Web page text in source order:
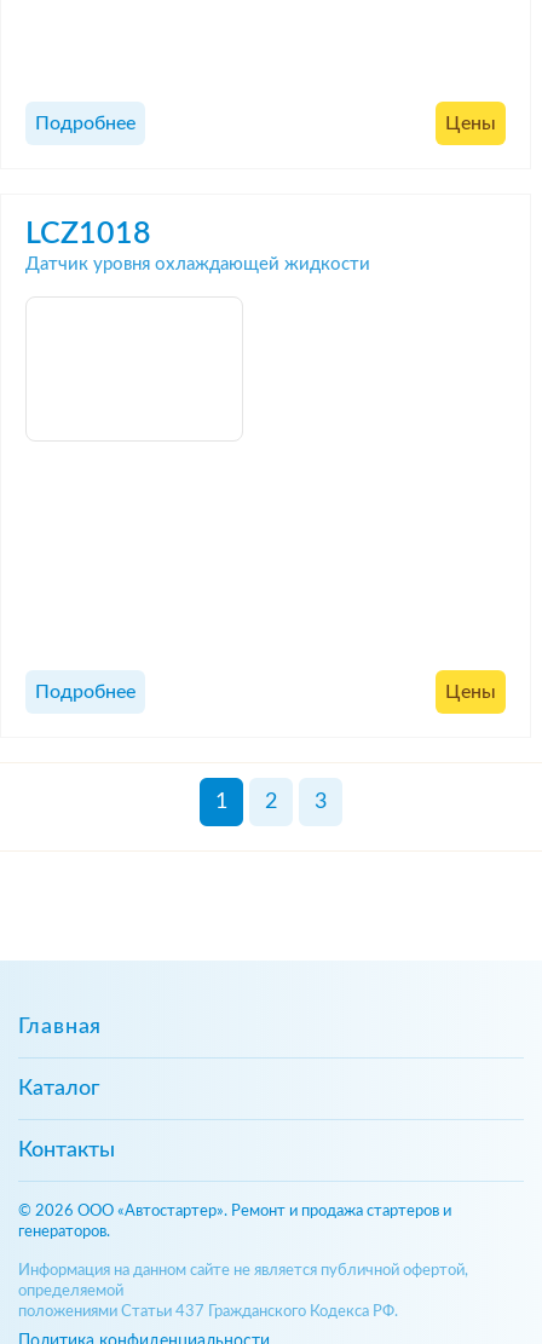
Подробнее Цены
LCZ1018
Датчик уровня охлаждающей жидкости
Подробнее Цены
1 2 3
Главная
Каталог
Контакты
© 2026 ООО «Автостартер». Ремонт и продажа стартеров и
генераторов.
Информация на данном сайте не является публичной офертой,
определяемой
положениями Статьи 437 Гражданского Кодекса РФ.